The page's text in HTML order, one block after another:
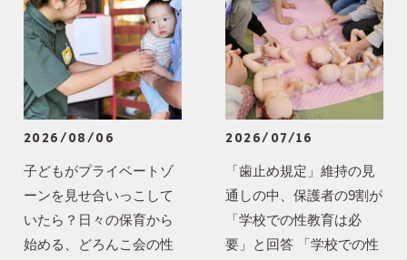
2026/08/06
子どもがプライベートゾ
ーンを見せ合いっこして
いたら？日々の保育から
始める、どろんこ会の性
2026/07/16
「歯止め規定」維持の見
通しの中、保護者の9割が
「学校での性教育は必
要」と回答 「学校での性